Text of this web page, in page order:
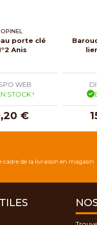
OPINEL
porte clé
Anis
WEB
STOCK !
€
de la livraison en magasin